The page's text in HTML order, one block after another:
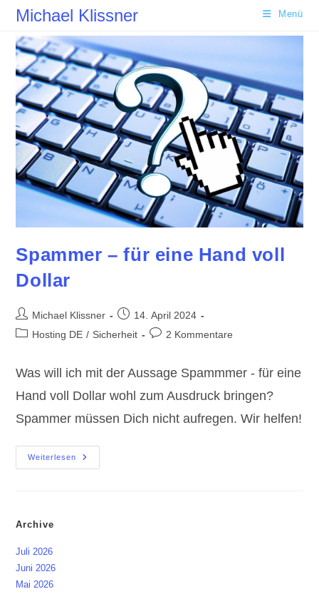
Zum
springen
Michael Klissner Menü
Spammer – für eine Hand voll
Dollar
Beitrags-
Autor:
Michael Klissner
Beitrag
veröffentlicht:
14. April 2024
Beitrags-
Hosting DE / Sicherheit
Beitrags-
2 Kommentare
Was will ich mit der Aussage Spammmer - für eine
Hand voll Dollar wohl zum Ausdruck bringen?
Spammer müssen Dich nicht aufregen. Wir helfen!
Weiterlesen
Spammer
–
Archive
Juli 2026
Juni 2026
Mai 2026